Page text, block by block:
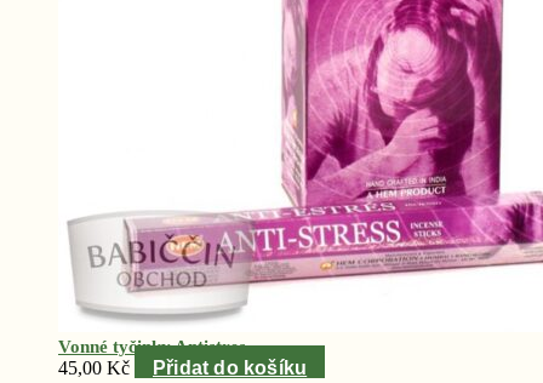
Vonné tyčinky Antistres
45,00 Kč Přidat do košíku